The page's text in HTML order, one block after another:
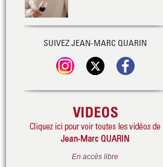
SUIVEZ JEAN-MARC QUARIN
En accès libre